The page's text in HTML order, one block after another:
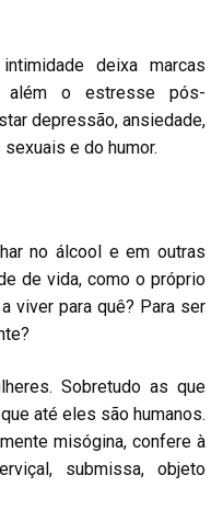
deixa marcas
além o estresse pós-
depressão, ansiedade,
e do humor.
no álcool e em outras
de vida, como o próprio
viver para quê? Para ser
Sobretudo as que
até eles são humanos.
misógina, confere à
submissa, objeto